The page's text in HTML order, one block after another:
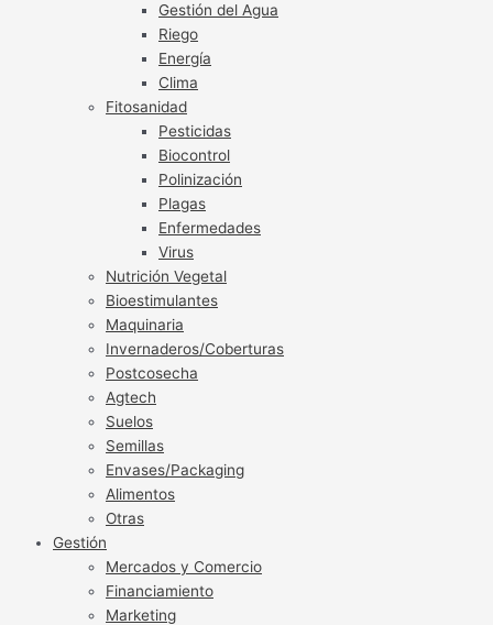
Gestión del Agua
Riego
Energía
Clima
Fitosanidad
Pesticidas
Biocontrol
Polinización
Plagas
Enfermedades
Virus
Nutrición Vegetal
Bioestimulantes
Maquinaria
Invernaderos/Coberturas
Postcosecha
Agtech
Suelos
Semillas
Envases/Packaging
Alimentos
Otras
Gestión
Mercados y Comercio
Financiamiento
Marketing